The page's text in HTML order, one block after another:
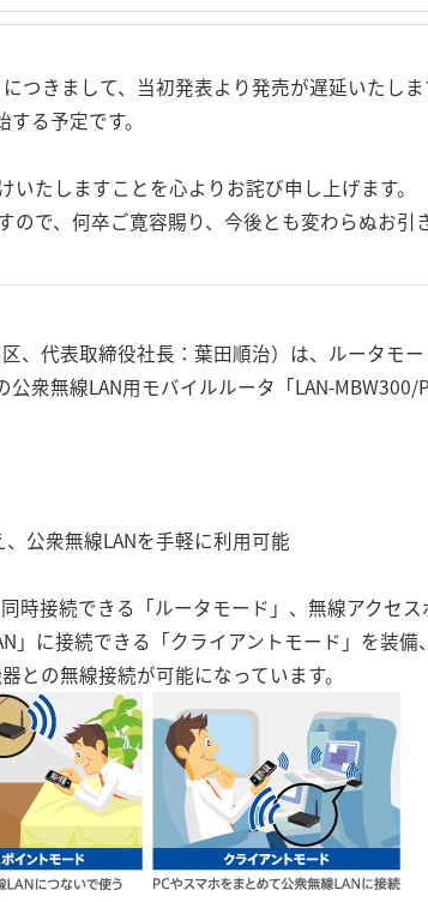
つきまして、当初発表より発売が遅延いたしま
る予定です。
たしますことを心よりお詫び申し上げます。
ので、何卒ご寛容賜り、今後とも変わらぬお引
、代表取締役社長：葉田順治）は、ルータモ
衆無線LAN用モバイルルータ「LAN-MBW300/
公衆無線LANを手軽に利用可能
時接続できる「ルータモード」、無線アクセ
」に接続できる「クライアントモード」を装備
との無線接続が可能になっています。